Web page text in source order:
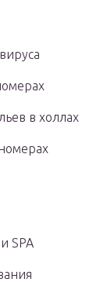
в холлах
SPA